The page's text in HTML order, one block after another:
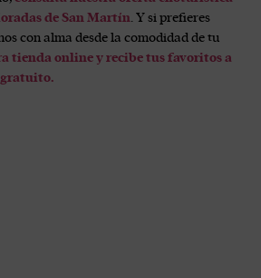
de San Martín. Y si prefieres
con alma desde la comodidad de tu
tienda online y recibe tus favoritos a